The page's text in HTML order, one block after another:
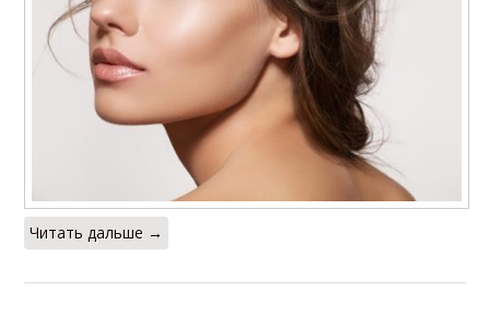
Читать дальше →